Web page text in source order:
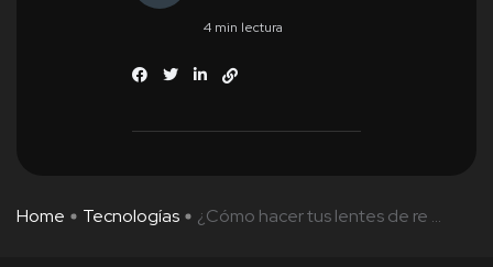
4 min lectura
Home Tecnologías ¿Cómo hacer tus lentes de re ...